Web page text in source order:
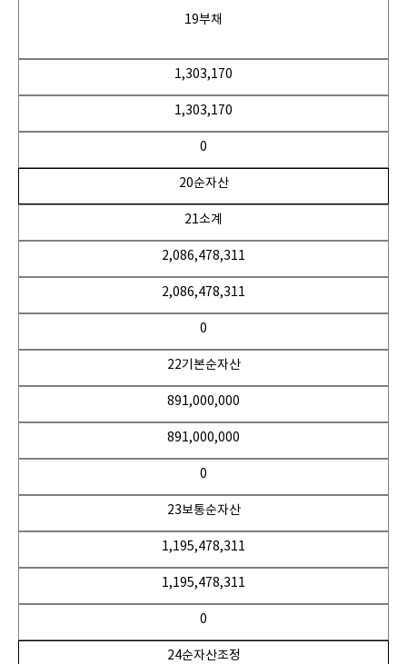
19부채
1,303,170
1,303,170
0
20순자산
21소계
2,086,478,311
2,086,478,311
0
22기본순자산
891,000,000
891,000,000
0
23보통순자산
1,195,478,311
1,195,478,311
0
24순자산조정